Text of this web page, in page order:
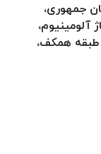
جمهوری،
آلومینیوم،
طبقه همکف،